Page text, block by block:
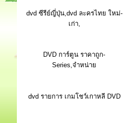
dvd ซีรีย์ญี่ปุ่น,dvd ละครไทย ใหม่-
เก่า,
DVD การ์ตูน ราคาถูก-
Series,จำหน่าย
dvd รายการ เกมโชว์เกาหลี DVD